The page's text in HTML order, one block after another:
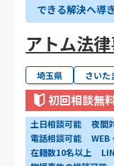
できる解決へ導
アトム法
埼玉県 さいた
初回相談無
土日相談可能 夜間
電話相談可能
WEB
在籍数10名以上